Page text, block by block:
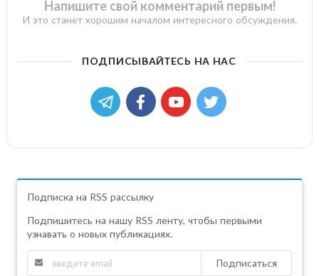
Напишите свой комментарий первым!
И это станет хорошим началом интересного обсуждения.
ПОДПИСЫВАЙТЕСЬ НА НАС
Подписка на RSS рассылку
Подпишитесь на нашу RSS ленту, чтобы первыми
узнавать о новых публикациях.
Подписаться